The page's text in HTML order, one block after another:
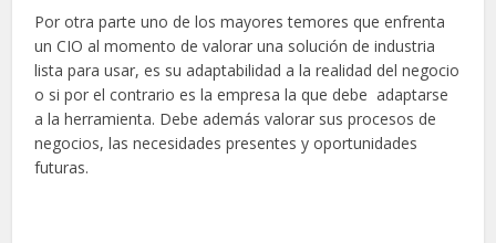
Por otra parte uno de los mayores temores que enfrenta
un CIO al momento de valorar una solución de industria
lista para usar, es su adaptabilidad a la realidad del negocio
o si por el contrario es la empresa la que debe adaptarse
a la herramienta. Debe además valorar sus procesos de
negocios, las necesidades presentes y oportunidades
futuras.